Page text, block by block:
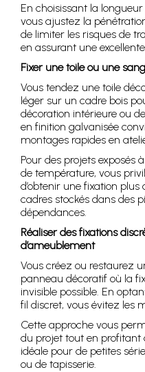
En choisissant la
vous ajustez la
de limiter les risques de
en assurant une
Fixer une toile ou une
Vous tendez une toile
léger sur un cadre bois
décoration intérieure ou
en finition galvanisée
montages rapides en
Pour des projets exposés
de température, vous
d’obtenir une fixation
cadres stockés dans des
dépendances.
Réaliser des fixations
d’ameublement
Vous créez ou restaurez
panneau décoratif où la
invisible possible. En
fil discret, vous évitez les
Cette approche vous
du projet tout en profitant
idéale pour de petites
ou de tapisserie.